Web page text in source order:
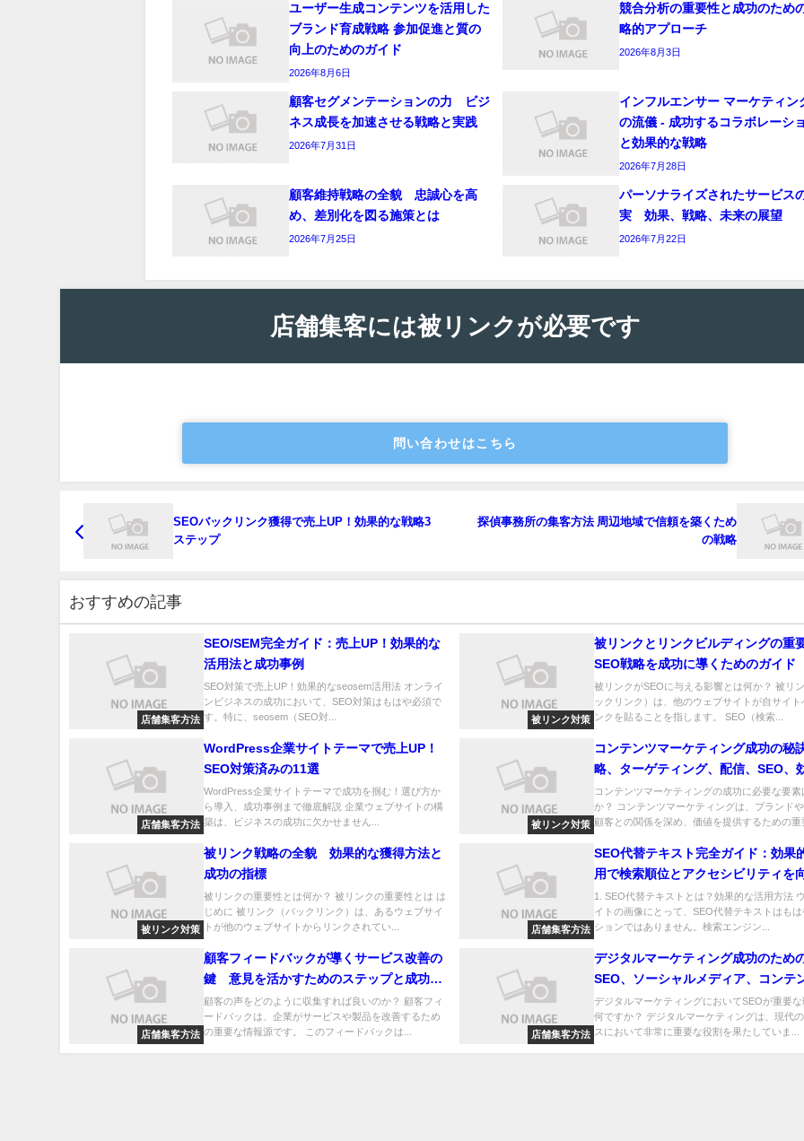
ユーザー生成コンテンツを活用した
ブランド育成戦略 参加促進と質の
向上のためのガイド
2026年8月6日
競合分析の重要性と成功のため
略的アプローチ
2026年8月3日
顧客セグメンテーションの力 ビジ
ネス成長を加速させる戦略と実践
2026年7月31日
インフルエンサー マーケティン
の流儀 - 成功するコラボレーシ
と効果的な戦略
2026年7月28日
顧客維持戦略の全貌 忠誠心を高
め、差別化を図る施策とは
2026年7月25日
パーソナライズされたサービス
実 効果、戦略、未来の展望
2026年7月22日
店舗集客には被リンクが必要です
問い合わせはこちら
SEOバックリンク獲得で売上UP！効果的な戦略3
ステップ
探偵事務所の集客方法 周辺地域で信頼を築くため
の戦略
おすすめの記事
店舗集客方法
SEO/SEM完全ガイド：売上UP！効果的な
活用法と成功事例
SEO対策で売上UP！効果的なseosem活用法 オンライ
ンビジネスの成功において、SEO対策はもはや必須で
す。特に、seosem（SEO対...
被リンク対策
被リンクとリンクビルディングの
SEO戦略を成功に導くためのガイド
被リンクがSEOに与える影響とは何か？ 被リ
ックリンク）は、他のウェブサイトが自サイト
ンクを貼ることを指します。 SEO（検索...
店舗集客方法
WordPress企業サイトテーマで売上UP！
SEO対策済みの11選
WordPress企業サイトテーマで成功を掴む！選び方か
ら導入、成功事例まで徹底解説 企業ウェブサイトの構
築は、ビジネスの成功に欠かせません...
被リンク対策
コンテンツマーケティング成功の
略、ターゲティング、配信、SEO、
定の全ガイド
コンテンツマーケティングの成功に必要な要素
か？ コンテンツマーケティングは、ブランド
顧客との関係を深め、価値を提供するための重
被リンク対策
被リンク戦略の全貌 効果的な獲得方法と
成功の指標
被リンクの重要性とは何か？ 被リンクの重要性とは は
じめに 被リンク（バックリンク）は、あるウェブサイ
トが他のウェブサイトからリンクされてい...
店舗集客方法
SEO代替テキスト完全ガイド：効果
用で検索順位とアクセシビリティを
1. SEO代替テキストとは？効果的な活用方法
イトの画像にとって、SEO代替テキストはも
ションではありません。検索エンジン...
店舗集客方法
顧客フィードバックが導くサービス改善の
鍵 意見を活かすためのステップと成功事
例
顧客の声をどのように収集すれば良いのか？ 顧客フィ
ードバックは、企業がサービスや製品を改善するため
の重要な情報源です。 このフィードバックは...
店舗集客方法
デジタルマーケティング成功のた
SEO、ソーシャルメディア、コンテ
メール、アナリティクスを活用した
デジタルマーケティングにおいてSEOが重要
何ですか？ デジタルマーケティングは、現代
スにおいて非常に重要な役割を果たしていま...